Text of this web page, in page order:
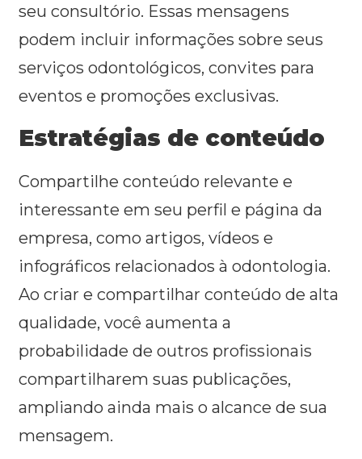
seu consultório. Essas mensagens
podem incluir informações sobre seus
serviços odontológicos, convites para
eventos e promoções exclusivas.
Estratégias de conteúdo
Compartilhe conteúdo relevante e
interessante em seu perfil e página da
empresa, como artigos, vídeos e
infográficos relacionados à odontologia.
Ao criar e compartilhar conteúdo de alta
qualidade, você aumenta a
probabilidade de outros profissionais
compartilharem suas publicações,
ampliando ainda mais o alcance de sua
mensagem.